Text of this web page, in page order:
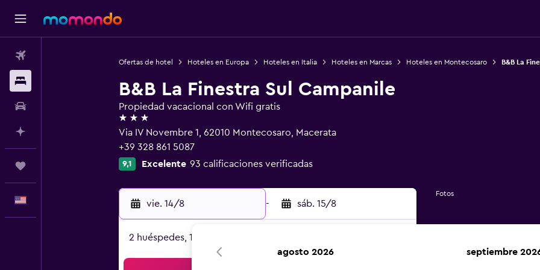
Ofertas de hotel Hoteles en Europa Hoteles en Italia Hoteles en Marcas Hoteles en Montecosaro B&B La
B&B La Finestra Sul Campanile
Propiedad vacacional con Wifi gratis
3 estrellas
Via IV Novembre 1, 62010 Montecosaro, Macerata
+39 328 861 5087
9,1 Excelente 93 calificaciones verificadas
vie. 14/8 - sáb. 15/8
2 huéspedes, 1 habitación
Fotos
agosto 2026 septiembre